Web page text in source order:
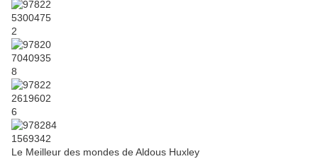
Le Meilleur des mondes de Aldous Huxley